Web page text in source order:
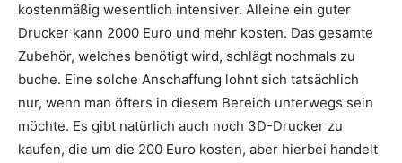
kostenmäßig wesentlich intensiver. Alleine ein guter
Drucker kann 2000 Euro und mehr kosten. Das gesamte
Zubehör, welches benötigt wird, schlägt nochmals zu
buche. Eine solche Anschaffung lohnt sich tatsächlich
nur, wenn man öfters in diesem Bereich unterwegs sein
möchte. Es gibt natürlich auch noch 3D-Drucker zu
kaufen, die um die 200 Euro kosten, aber hierbei handelt